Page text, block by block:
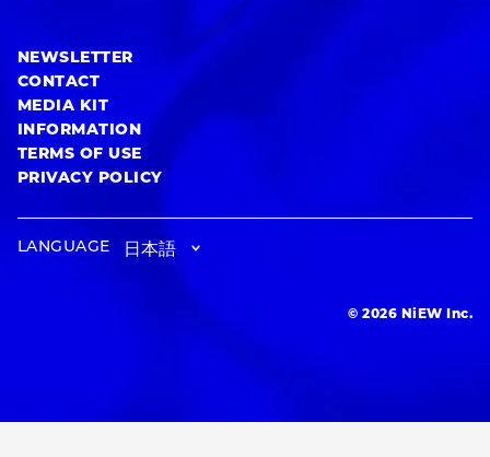
NEWSLETTER
CONTACT
MEDIA KIT
INFORMATION
TERMS OF USE
PRIVACY POLICY
LANGUAGE
© 2026 NiEW Inc.